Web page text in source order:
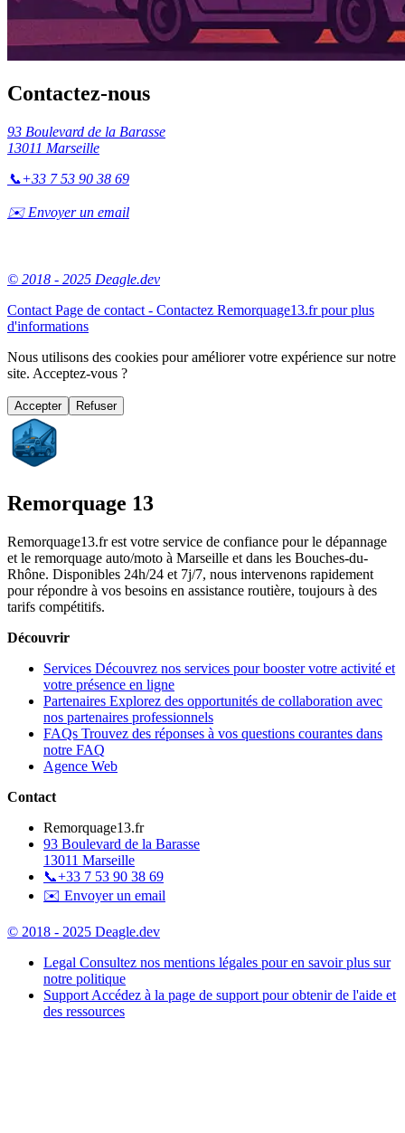
Contactez-nous
93 Boulevard de la Barasse
13011 Marseille
📞+33 7 53 90 38 69
✉️ Envoyer un email
© 2018 - 2025 Deagle.dev
Contact Page de contact - Contactez Remorquage13.fr pour plus
d'informations
Nous utilisons des cookies pour améliorer votre expérience sur notre
site. Acceptez-vous ?
Accepter Refuser
Remorquage 13
Remorquage13.fr est votre service de confiance pour le dépannage
et le remorquage auto/moto à Marseille et dans les Bouches-du-
Rhône. Disponibles 24h/24 et 7j/7, nous intervenons rapidement
pour répondre à vos besoins en assistance routière, toujours à des
tarifs compétitifs.
Découvrir
Services Découvrez nos services pour booster votre activité et
votre présence en ligne
Partenaires Explorez des opportunités de collaboration avec
nos partenaires professionnels
FAQs Trouvez des réponses à vos questions courantes dans
notre FAQ
Agence Web
Contact
Remorquage13.fr
93 Boulevard de la Barasse
13011 Marseille
📞+33 7 53 90 38 69
✉️ Envoyer un email
© 2018 - 2025 Deagle.dev
Legal Consultez nos mentions légales pour en savoir plus sur
notre politique
Support Accédez à la page de support pour obtenir de l'aide et
des ressources